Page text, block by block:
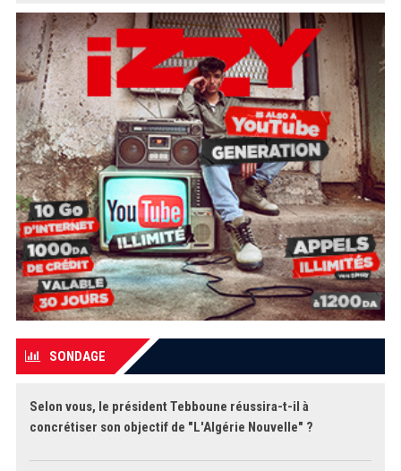
SONDAGE
Selon vous, le président Tebboune réussira-t-il à
concrétiser son objectif de "L'Algérie Nouvelle" ?